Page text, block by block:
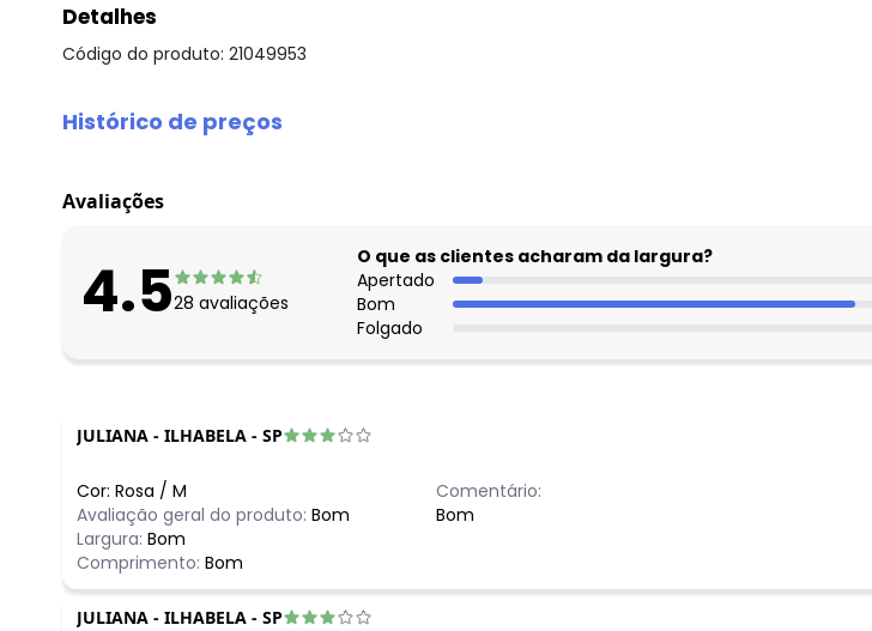
Detalhes
Código do produto: 21049953
Histórico de preços
agosto/2026
julho/2026
maio/2026
abril/2026
fevereiro/2026
Avaliações
4.528 avaliações
O que as clientes acharam da largura?
Apertado
Bom
Folgado
JULIANA - ILHABELA - SP
Cor: Rosa / M
Avaliação geral do produto: Bom
Largura: Bom
Comprimento: Bom
Comentário:
Bom
JULIANA - ILHABELA - SP